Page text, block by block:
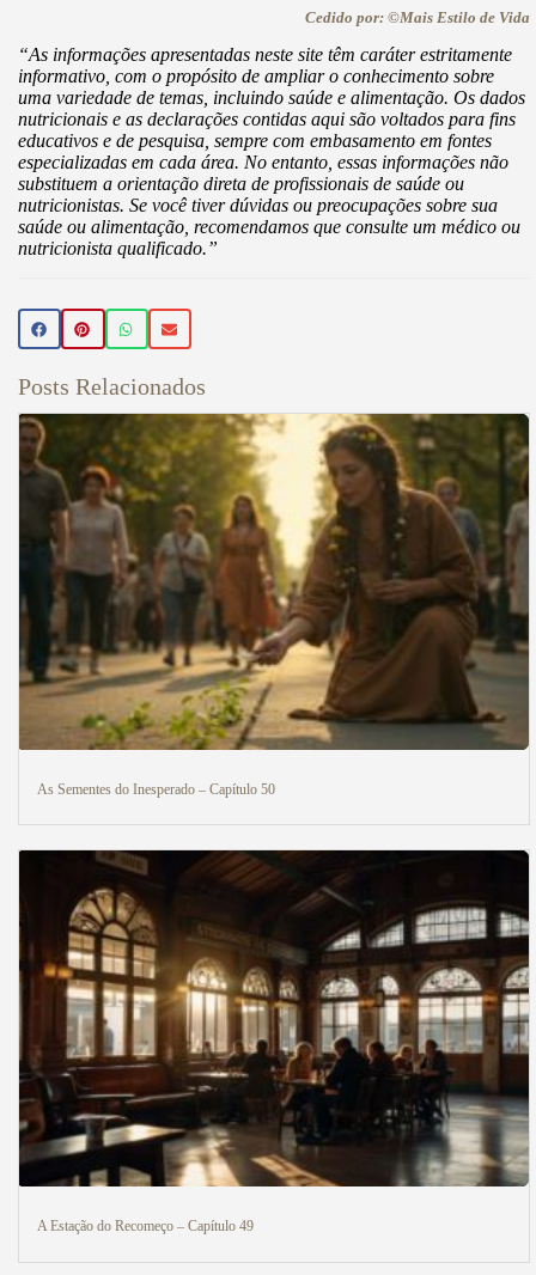
Cedido por: ©Mais Estilo de Vida
“As informações apresentadas neste site têm caráter estritamente
informativo, com o propósito de ampliar o conhecimento sobre
uma variedade de temas, incluindo saúde e alimentação. Os dados
nutricionais e as declarações contidas aqui são voltados para fins
educativos e de pesquisa, sempre com embasamento em fontes
especializadas em cada área. No entanto, essas informações não
substituem a orientação direta de profissionais de saúde ou
nutricionistas. Se você tiver dúvidas ou preocupações sobre sua
saúde ou alimentação, recomendamos que consulte um médico ou
nutricionista qualificado.”
Posts Relacionados
As Sementes do Inesperado – Capítulo 50
A Estação do Recomeço – Capítulo 49